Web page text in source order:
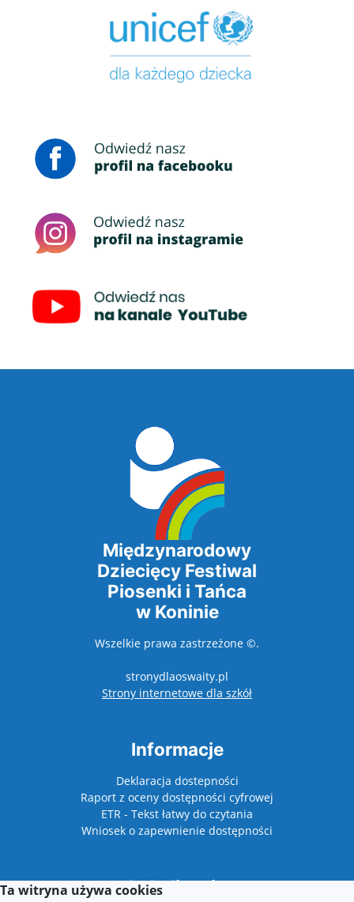
Międzynarodowy
Dziecięcy Festiwal
Piosenki i Tańca
w Koninie
Wszelkie prawa zastrzeżone ©.
stronydlaoswaity.pl
Strony internetowe dla szkółotwiera się w
Informacje
Deklaracja dostepności
Raport z oceny dostępności cyfrowej
ETR - Tekst łatwy do czytania
Wniosek o zapewnienie dostępności
Lokalizacja
Ta witryna używa cookies